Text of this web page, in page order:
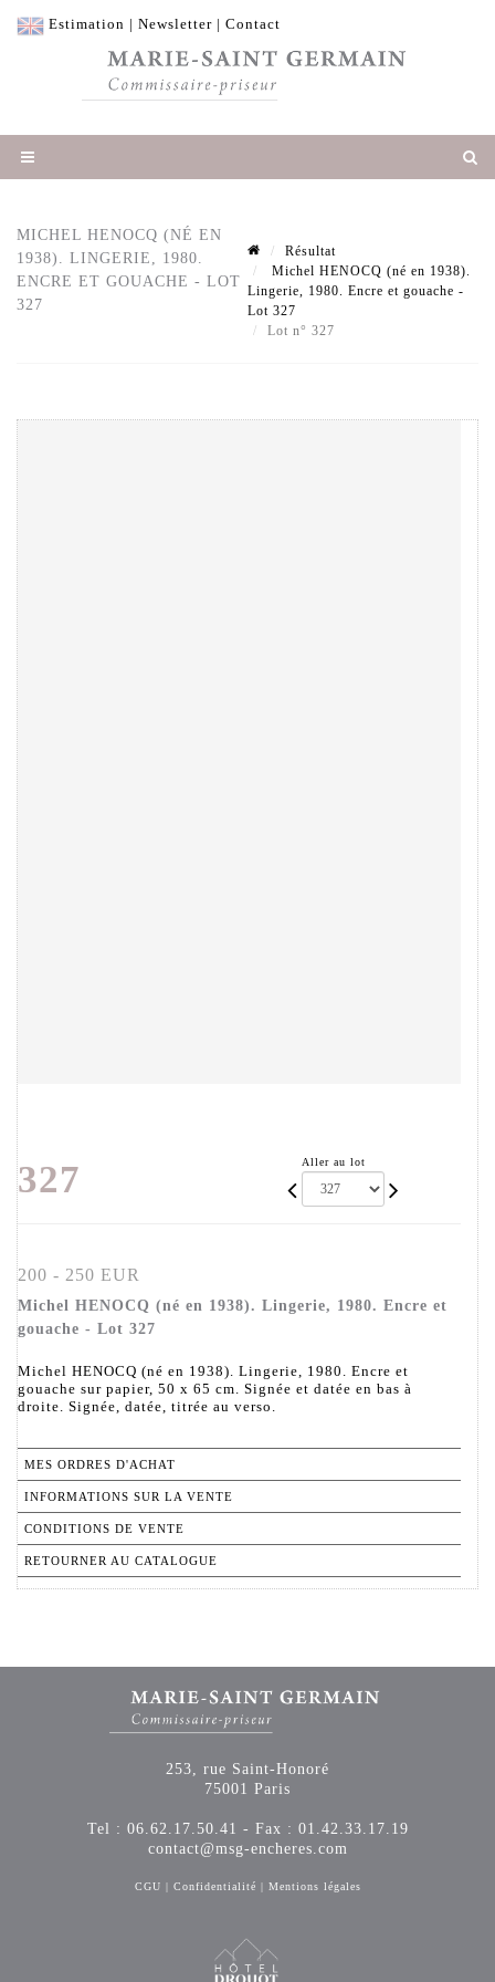
Estimation | Newsletter | Contact
MICHEL HENOCQ (NÉ EN
1938). LINGERIE, 1980.
ENCRE ET GOUACHE - LOT
327
Résultat
Michel HENOCQ (né en 1938).
Lingerie, 1980. Encre et gouache -
Lot 327
Lot n° 327
327 Aller au lot
200 - 250 EUR
Michel HENOCQ (né en 1938). Lingerie, 1980. Encre et
gouache - Lot 327
Michel HENOCQ (né en 1938). Lingerie, 1980. Encre et
gouache sur papier, 50 x 65 cm. Signée et datée en bas à
droite. Signée, datée, titrée au verso.
MES ORDRES D'ACHAT
INFORMATIONS SUR LA VENTE
CONDITIONS DE VENTE
RETOURNER AU CATALOGUE
253, rue Saint-Honoré
75001 Paris
Tel : 06.62.17.50.41 - Fax : 01.42.33.17.19
contact@msg-encheres.com
CGU | Confidentialité | Mentions légales